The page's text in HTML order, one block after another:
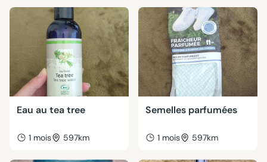
Eau au tea tree
1 mois 597km
Semelles parfumées
1 mois 597km